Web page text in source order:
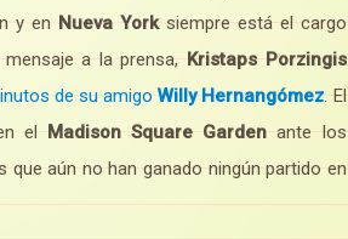
y en Nueva Yorksiempre está el cargo
a la prensa,
Kristaps Porzingis
de su amigoWilly Hernangómez. El
el
Madison Square Garden ante los
aún no han ganado ningún partido en